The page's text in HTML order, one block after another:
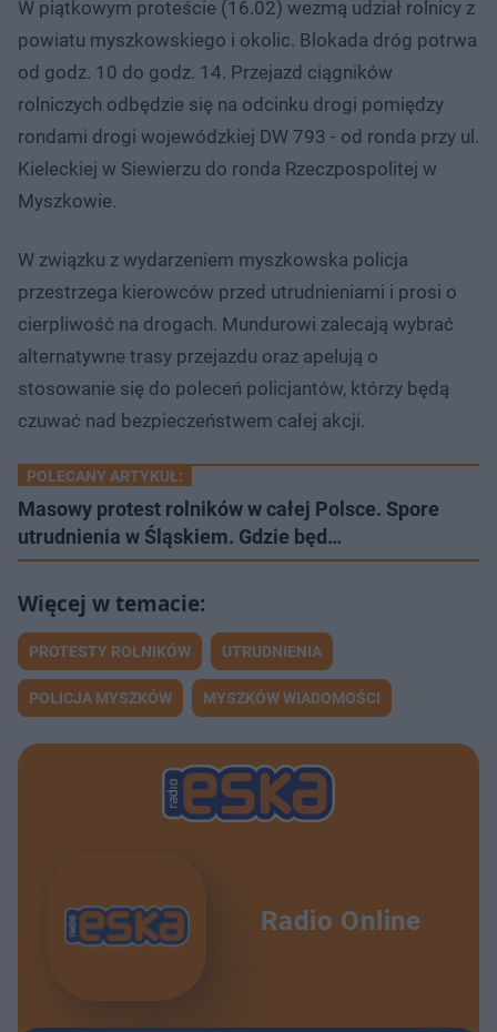
W piątkowym proteście (16.02) wezmą udział rolnicy z
powiatu myszkowskiego i okolic. Blokada dróg potrwa
od godz. 10 do godz. 14. Przejazd ciągników
rolniczych odbędzie się na odcinku drogi pomiędzy
rondami drogi wojewódzkiej DW 793 - od ronda przy ul.
Kieleckiej w Siewierzu do ronda Rzeczpospolitej w
Myszkowie.
W związku z wydarzeniem myszkowska policja
przestrzega kierowców przed utrudnieniami i prosi o
cierpliwość na drogach. Mundurowi zalecają wybrać
alternatywne trasy przejazdu oraz apelują o
stosowanie się do poleceń policjantów, którzy będą
czuwać nad bezpieczeństwem całej akcji.
POLECANY ARTYKUŁ:
Masowy protest rolników w całej Polsce. Spore
utrudnienia w Śląskiem. Gdzie będ…
PROTESTY ROLNIKÓW UTRUDNIENIA
POLICJA MYSZKÓW MYSZKÓW WIADOMOŚCI
Radio Online